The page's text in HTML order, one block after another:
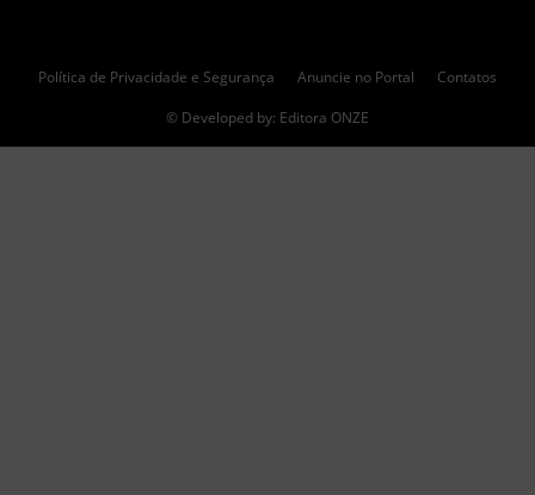
Política de Privacidade e Segurança Anuncie no Portal
Contatos
© Developed by: Editora ONZE